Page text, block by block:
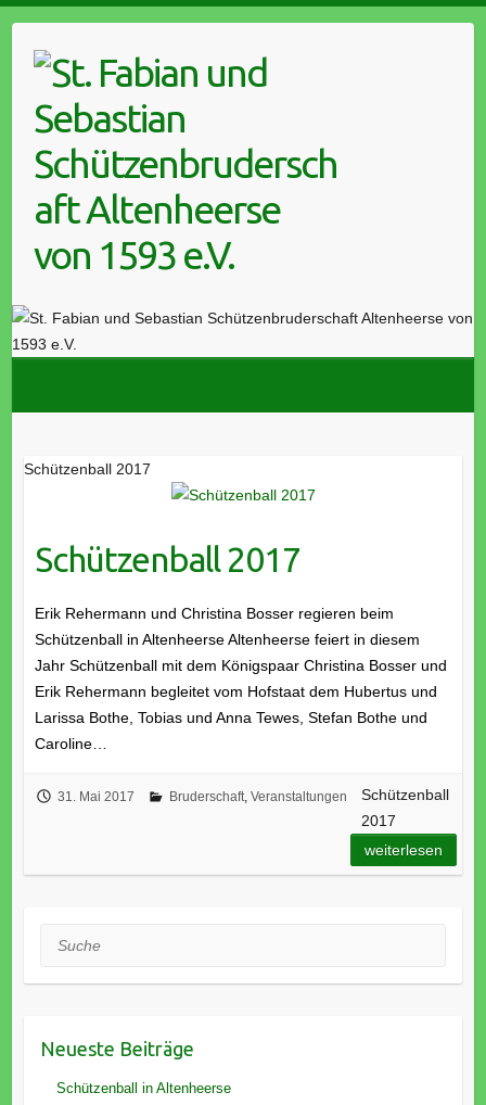
content
Schützenball 2017
Schützenball 2017
Erik Rehermann und Christina Bosser regieren beim
Schützenball in Altenheerse Altenheerse feiert in diesem
Jahr Schützenball mit dem Königspaar Christina Bosser und
Erik Rehermann begleitet vom Hofstaat dem Hubertus und
Larissa Bothe, Tobias und Anna Tewes, Stefan Bothe und
Caroline…
31. Mai 2017 Bruderschaft, Veranstaltungen
Schützenball
2017
weiterlesen
Suche
Neueste Beiträge
Schützenball in Altenheerse